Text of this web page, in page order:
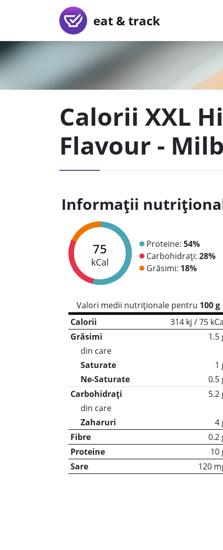
eat & track
Calorii XXL
Flavour -
Informații
75
kCal
Proteine: 54%
Carbohidrați: 28%
Grăsimi: 18%
Valori medii nutriționale pentru 100 g
Calorii
314 kj / 75
Grăsimi
1.5
din care
Saturate
1
Ne-Saturate
0.5
Carbohidrați
5.2
din care
Zaharuri
4
Fibre
0.2
Proteine
10
Sare
120